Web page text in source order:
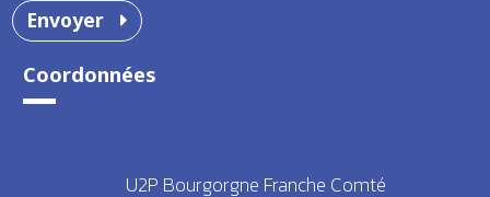
Envoyer
Coordonnées
U2P Bourgorgne Franche Comté